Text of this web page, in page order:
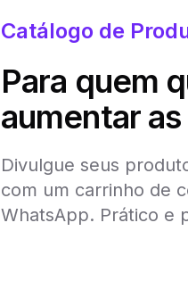
Catálogo de
Para quem
aumentar
Divulgue seus
com um carrinho de
WhatsApp. Prático e